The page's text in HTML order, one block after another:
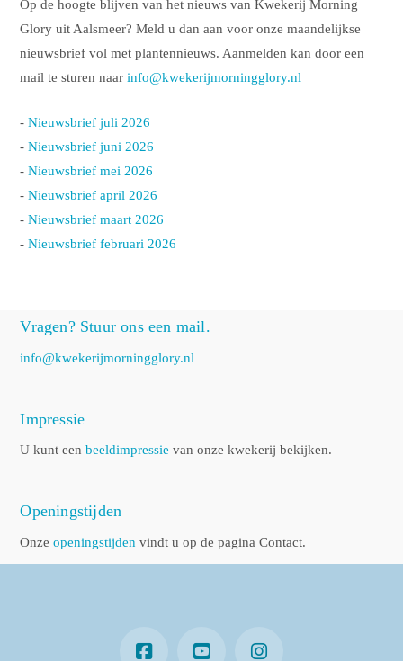
Op de hoogte blijven van het nieuws van Kwekerij Morning
Glory uit Aalsmeer? Meld u dan aan voor onze maandelijkse
nieuwsbrief vol met plantennieuws. Aanmelden kan door een
mail te sturen naarinfo@kwekerijmorningglory.nl
-Nieuwsbrief juli 2026
-Nieuwsbrief juni 2026
-Nieuwsbrief mei 2026
-Nieuwsbrief april 2026
-Nieuwsbrief maart 2026
-Nieuwsbrief februari 2026
Vragen? Stuur ons een mail.
info@kwekerijmorningglory.nl
Impressie
U kunt eenbeeldimpressie van onze kwekerij bekijken.
Openingstijden
Onzeopeningstijden vindt u op de pagina Contact.